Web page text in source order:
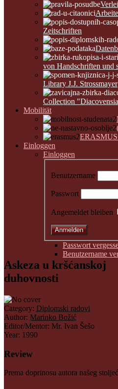
Zeitschriften
von Handschriften und
Library J.J. Strossmayer
Collection
Mobilität
Einloggen
Einloggen
Benutzername
Passwort
Angemeldet bleiben
Passwort
Benutzername
Askeza u kršćanskoj
duhovnosti
Category: Diplomski radovi
Author: Marinko Božić
Editor/Mentor: Mr. Ivan Šešo
Year: 1990
Review
Prema doprinosu autora našeg